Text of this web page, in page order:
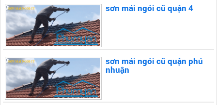
sơn mái ngói cũ quận 4
sơn mái ngói cũ quận phú
nhuận